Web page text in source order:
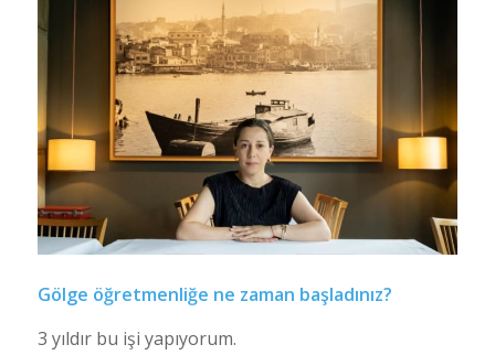
Gölge öğretmenliğe ne zaman başladınız?
3 yıldır bu işi yapıyorum.